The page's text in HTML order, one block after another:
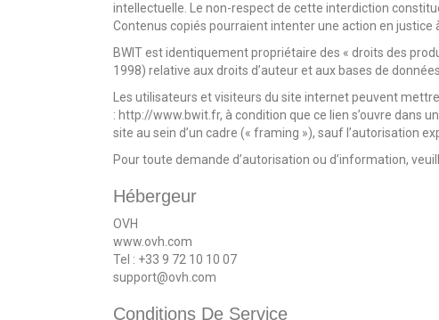
intellectuelle. Le non-respect de cette interdiction
Contenus copiés pourraient intenter une action en justice
BWIT est identiquement propriétaire des « droits des
1998) relative aux droits d’auteur et aux bases de données.
Les utilisateurs et visiteurs du site internet peuvent
: http://www.bwit.fr, à condition que ce lien s’ouvre dans
site au sein d’un cadre (« framing »), sauf l’autorisation
Pour toute demande d’autorisation ou d’information,
Hébergeur
OVH
www.ovh.com
Tel : +33 9 72 10 10 07
support@ovh.com
Conditions De Service